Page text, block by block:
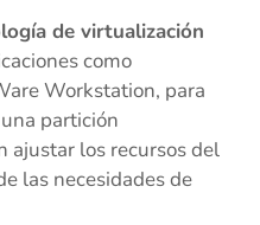
de virtualización
como
Workstation, para
partición
ajustar los recursos del
las necesidades de